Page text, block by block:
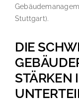
Stuttgart).
DIE
STÄRKEN